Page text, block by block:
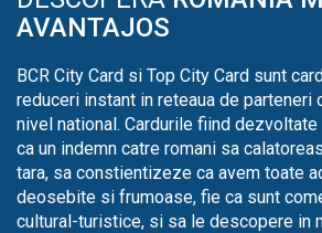
AVANTAJOS
BCR City Card si Top City Card sunt
reduceri instant in reteaua de parteneri
nivel national. Cardurile fiind
ca un indemn catre romani sa
tara, sa constientizeze ca avem toate
deosebite si frumoase, fie ca sunt
cultural-turistice, si sa le descopere in